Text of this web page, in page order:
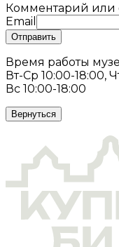
Комментарий или
Email
Отправить
Время работы
Вт-Ср 10:00-18:00,
Вс 10:00-18:00
Вернуться